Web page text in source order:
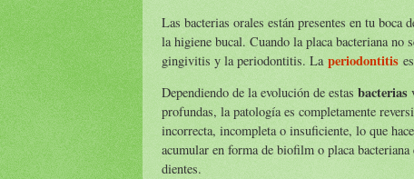
Las bacterias orales están presentes en tu
la higiene bucal. Cuando la placa bacteriana no
gingivitis y la periodontitis. La periodontitis
Dependiendo de la evolución de estas bacterias
profundas, la patología es completamente
incorrecta, incompleta o insuficiente, lo que
acumular en forma de biofilm o placa
dientes.